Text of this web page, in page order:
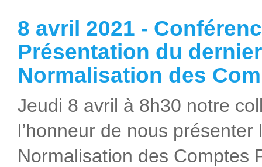
8 avril 2021 -
Présentation du
Normalisation des
Jeudi 8 avril à 8h30 notre
l’honneur de nous
Normalisation des Comptes